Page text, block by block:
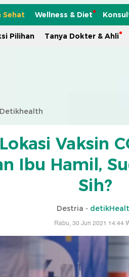
Sehat Wellness & Diet
Pilihan Tanya Dokter & Ahli
Vaksin
Ibu Hamil,
Sih?
Destria -
Rabu, 30 Jun 2021 14:44